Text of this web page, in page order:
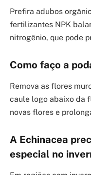
Prefira adubos
fertilizantes NPK
nitrogênio, que pode
Como faço a
Remova as flores
caule logo abaixo da
novas flores e
A Echinacea
especial no